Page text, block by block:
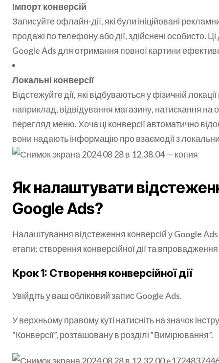
Імпорт конверсій
Записуйте офлайн-дії, які були ініційовані
продажі по телефону або дії, здійснені особисто.
Google Ads для отримання повної картини
Локальні конверсії
Відстежуйте дії, які відбуваються у фізичній
наприклад, відвідування магазину, натискання
перегляд меню. Хоча ці конверсії автоматично
вони надають інформацію про взаємодії з
Як налаштувати
Google Ads?
Налаштування відстеження конверсій у Google
етапи: створення конверсійної дії та
Крок 1: Створення конверсійної дії
Увійдіть у ваш обліковий запис Google Ads.
У верхньому правому куті натисніть на значок
“Конверсії”, розташовану в розділі “Вимірювання”.